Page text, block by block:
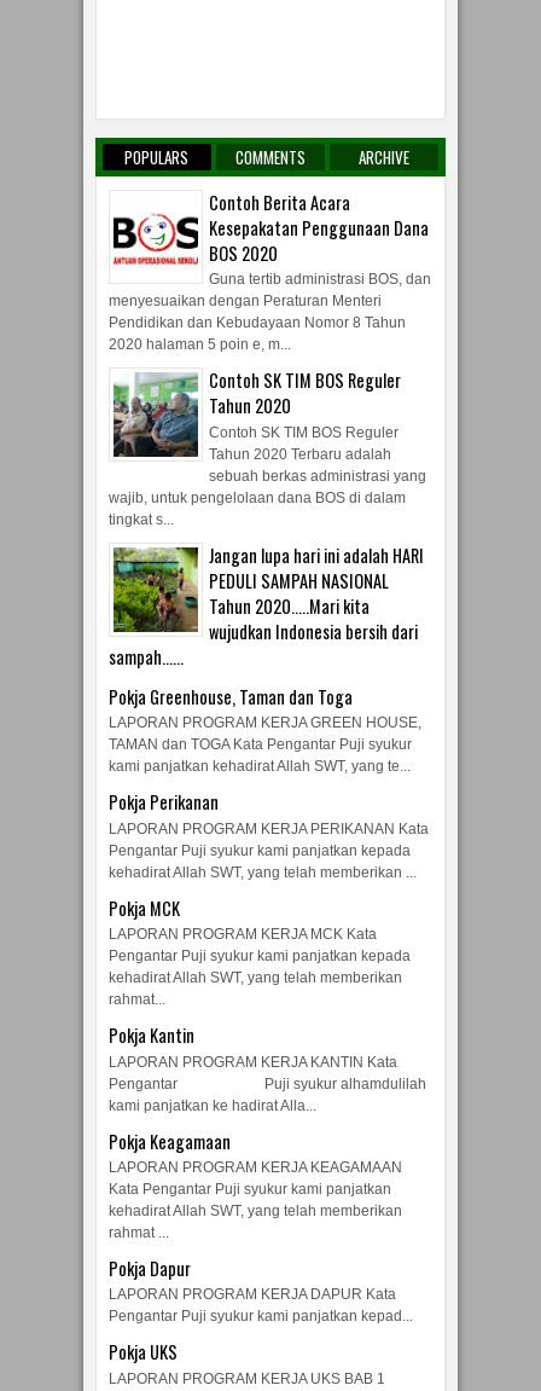
POPULARS COMMENTS ARCHIVE
Contoh Berita Acara
Kesepakatan Penggunaan Dana
BOS 2020
Guna tertib administrasi BOS, dan
menyesuaikan dengan Peraturan Menteri
Pendidikan dan Kebudayaan Nomor 8 Tahun
2020 halaman 5 poin e, m...
Contoh SK TIM BOS Reguler
Tahun 2020
Contoh SK TIM BOS Reguler
Tahun 2020 Terbaru adalah
sebuah berkas administrasi yang
wajib, untuk pengelolaan dana BOS di dalam
tingkat s...
Jangan lupa hari ini adalah HARI
PEDULI SAMPAH NASIONAL
Tahun 2020.....Mari kita
wujudkan Indonesia bersih dari
sampah......
Pokja Greenhouse, Taman dan Toga
LAPORAN PROGRAM KERJA GREEN HOUSE,
TAMAN dan TOGA Kata Pengantar Puji syukur
kami panjatkan kehadirat Allah SWT, yang te...
Pokja Perikanan
LAPORAN PROGRAM KERJA PERIKANAN Kata
Pengantar Puji syukur kami panjatkan kepada
kehadirat Allah SWT, yang telah memberikan ...
Pokja MCK
LAPORAN PROGRAM KERJA MCK Kata
Pengantar Puji syukur kami panjatkan kepada
kehadirat Allah SWT, yang telah memberikan
rahmat...
Pokja Kantin
LAPORAN PROGRAM KERJA KANTIN Kata
Pengantar Puji syukur alhamdulilah
kami panjatkan ke hadirat Alla...
Pokja Keagamaan
LAPORAN PROGRAM KERJA KEAGAMAAN
Kata Pengantar Puji syukur kami panjatkan
kehadirat Allah SWT, yang telah memberikan
rahmat ...
Pokja Dapur
LAPORAN PROGRAM KERJA DAPUR Kata
Pengantar Puji syukur kami panjatkan kepad...
Pokja UKS
LAPORAN PROGRAM KERJA UKS BAB 1